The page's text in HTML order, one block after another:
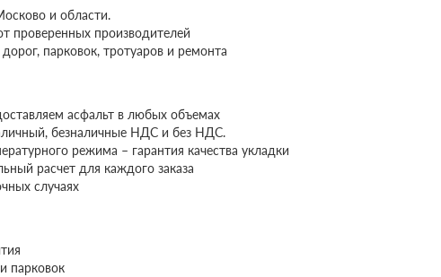
и области.
проверенных производителей
парковок, тротуаров и ремонта
асфальт в любых объемах
безналичные НДС и без НДС.
режима – гарантия качества укладки
расчет для каждого заказа
случаях
парковок